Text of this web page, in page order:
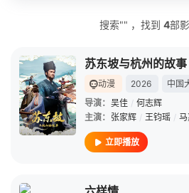
搜索"" ，找到 4部
苏东坡与杭州的故事
动漫 2026
中国
导演： 吴佳 / 何志辉
主演： 张家辉 / 王钧瑶 /
立即播放